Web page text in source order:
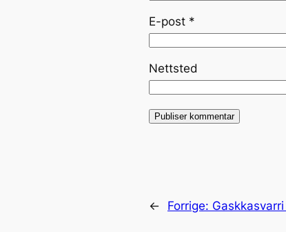
E-post *
Nettsted
← Forrige: